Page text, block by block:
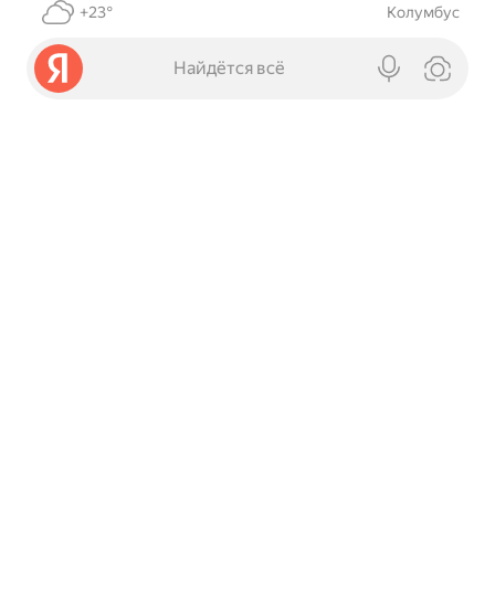
+23° Колумбус
Найдётся всё